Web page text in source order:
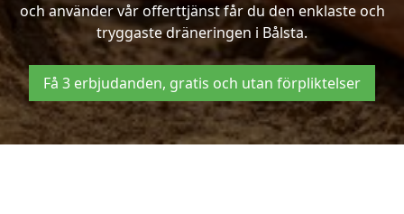
och använder vår offerttjänst får du den enklaste och
tryggaste dräneringen i Bålsta.
Få 3 erbjudanden, gratis och utan förpliktelser